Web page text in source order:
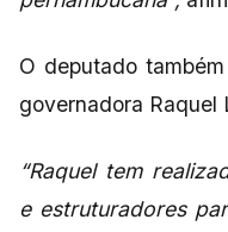
O deputado
governadora Raquel
“Raquel tem
e estruturadores